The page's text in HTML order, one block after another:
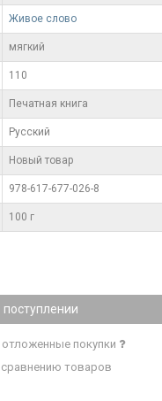
Живое слово
мягкий
110
Печатная книга
Русский
Новый товар
978-617-677-026-8
100 г
покупки
товаров